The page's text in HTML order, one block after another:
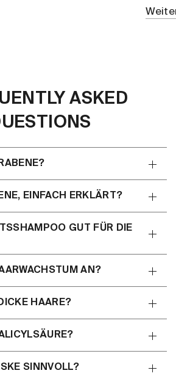
ASKED
EINFACH ERKLÄRT?
GUT FÜR DIE
AN?
HAARE?
SINNVOLL?